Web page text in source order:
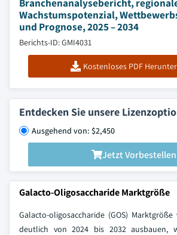
Wachstumspotenzial,
und Prognose, 2025 – 2034
Berichts-ID: GMI4031
Kostenloses PDF
Entdecken Sie unsere
Ausgehend von: $2,450
Jetzt Vorbestellen
Galacto-Oligosaccharide Marktgröße
Galacto-oligosaccharide (GOS)
deutlich von 2024 bis 2032 ausbauen,